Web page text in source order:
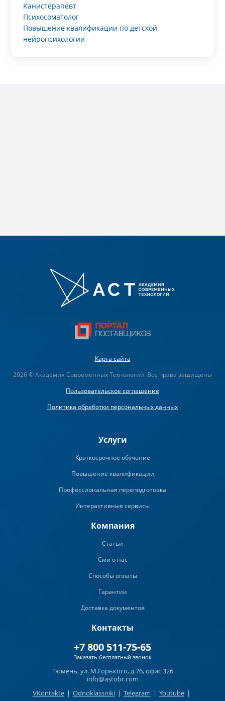
Канистерапевт
Психосоматолог
Повышение квалификации по детской
нейропсихологии
Карта сайта
2026 © Академия Современных Технологий. Все права защищены
Пользовательское соглашение
Политика обработки персональных данных
Услуги
Краткосрочное обучение
Повышение квалификации
Профессиональная переподготовка
Интерактивные сервисы
Компания
Статьи
Сми о нас
Способы оплаты
Гарантии
Доставка документов
Контакты
+7 800 511-75-65
Заказать бесплатный звонок
Тюмень, ул. М.Горького, д.76, офис 326
info@astobr.com
VKontakte | Odnoklassniki | Telegram | Youtube |